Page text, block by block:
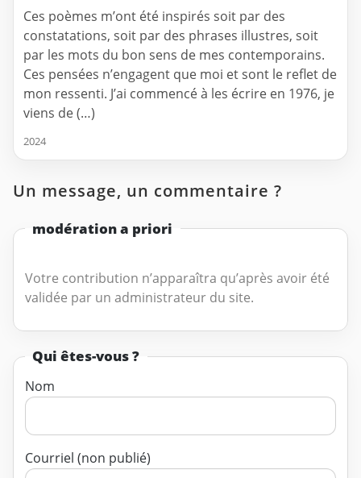
Ces poèmes m’ont été inspirés soit par des
constatations, soit par des phrases illustres, soit
par les mots du bon sens de mes contemporains.
Ces pensées n’engagent que moi et sont le reflet de
mon ressenti. J’ai commencé à les écrire en 1976, je
viens de (…)
2024
Un message, un commentaire ?
modération a priori
Votre contribution n’apparaîtra qu’après avoir été
validée par un administrateur du site.
Qui êtes-vous ?
Nom
Courriel (non publié)